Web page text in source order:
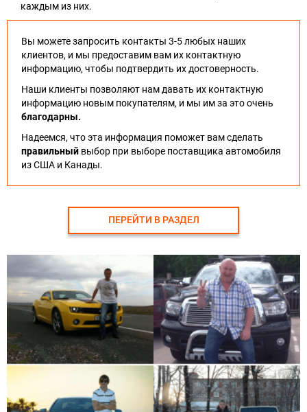
каждым из них.
Вы можете запросить контакты 3-5 любых наших
клиентов, и мы предоставим вам их контактную
информацию, чтобы подтвердить их достоверность.
Наши клиенты позволяют нам давать их контактную
информацию новым покупателям, и мы им за это очень
благодарны.
Надеемся, что эта информация поможет вам сделать
правильный выбор при выборе поставщика автомобиля
из США и Канады.
ПЕРЕЙТИ В РАЗДЕЛ